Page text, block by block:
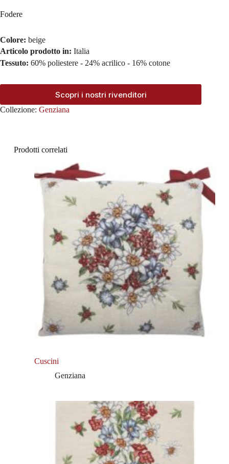
Fodere
Colore: beige
Articolo prodotto in: Italia
Tessuto: 60% poliestere - 24% acrilico - 16% cotone
Scopri i nostri rivenditori
Collezione: Genziana
Prodotti correlati
Cuscini
Genziana